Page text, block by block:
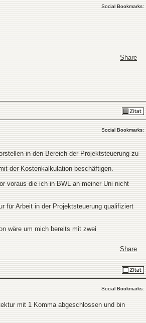
Social Bookmarks:
Share
Social Bookmarks:
in den Bereich der Projektsteuerung zu
der Kostenkalkulation beschäftigen.
voraus die ich in BWL an meiner Uni nicht
für Arbeit in der Projektsteuerung qualifiziert
wäre um mich bereits mit zwei
Share
Social Bookmarks:
mit 1 Komma abgeschlossen und bin